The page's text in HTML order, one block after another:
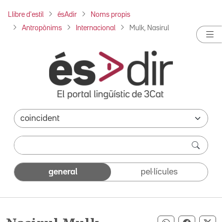
Llibre d'estil ésAdir Noms propis
Antropònims Internacional Mulk, Nasirul
general pel·lícules